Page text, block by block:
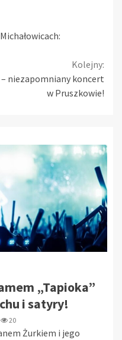
Kolejny:
niezapomniany koncert
w Pruszkowie!
„Tapioka”
i satyry!
20
Żurkiem i jego